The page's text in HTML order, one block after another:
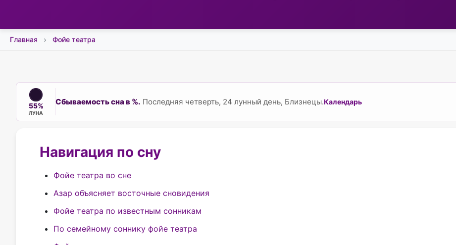
Главная Фойе театра
55%
ЛУНА
Сбываемость сна в %. Последняя четверть, 24 лунный день, Близнецы.Календарь
Навигация по сну
Фойе театра во сне
Азар объясняет восточные сновидения
Фойе театра по известным сонникам
По cемейному соннику фойе театра